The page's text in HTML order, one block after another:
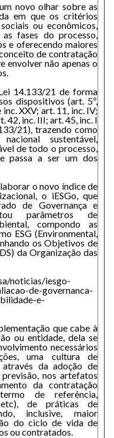
novo olhar sobre as
em que os critérios
ou econômicos,
fases do processo,
e oferecendo maiores
de contratação
envolver não apenas o
14.133/21 de forma
dispositivos (art. 5º,
inc. XXV; art. 11, inc. IV;
42, inc. III; art. 45, inc. I
21), trazendo como
sustentável,
de todo o processo,
passa a ser um dos
o novo índice de
o iESGo, que
de Governança e
parâmetros de
compondo as
ESG (Environmental,
os Objetivos de
da Organização das
noticias/iesgo-
de-governanca-
e-
que cabe à
ou entidade, dela se
necessários
uma cultura de
da adoção de
nos artefatos
da contratação
de referência,
de práticas de
inclusive, maior
do ciclo de vida de
ou contratados.